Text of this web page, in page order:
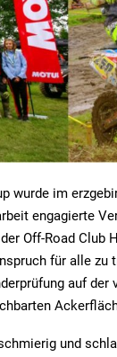
wurde im
engagierte
Off-Road Club
für alle zu
auf der
und